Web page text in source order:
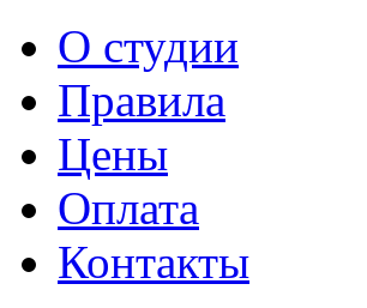
О студии
Правила
Цены
Оплата
Контакты